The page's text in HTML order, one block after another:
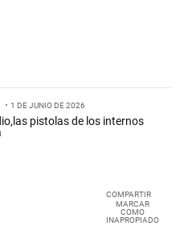
Wallace.
1 DE JUNIO DE 2026
pistolas de los internos
COMPARTIR
MARCAR
COMO
INAPROPIADO